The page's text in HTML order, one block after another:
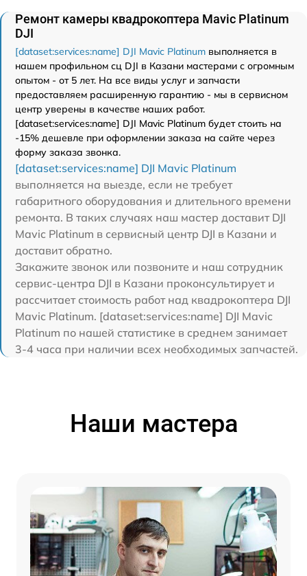
Ремонт камеры квадрокоптера Mavic Platinum
DJI
[dataset:services:name] DJI Mavic Platinum выполняется в
нашем профильном сц DJI в Казани мастерами с огромным
опытом - от 5 лет. На все виды услуг и запчасти
предоставляем расширенную гарантию - мы в сервисном
центр уверены в качестве наших работ.
[dataset:services:name] DJI Mavic Platinum будет стоить на
-15% дешевле при оформлении заказа на сайте через
форму заказа звонка.
[dataset:services:name] DJI Mavic Platinum
выполняется на выезде, если не требует
габаритного оборудования и длительного времени
ремонта. В таких случаях наш мастер доставит DJI
Mavic Platinum в сервисный центр DJI в Казани и
доставит обратно.
Закажите звонок или позвоните и наш сотрудник
сервис-центра DJI в Казани проконсультирует и
рассчитает стоимость работ над квадрокоптера DJI
Mavic Platinum. [dataset:services:name] DJI Mavic
Platinum по нашей статистике в среднем занимает
3-4 часа при наличии всех необходимых запчастей.
Наши мастера